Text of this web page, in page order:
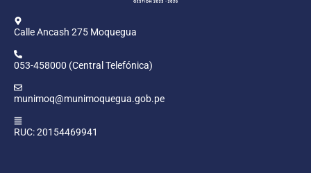
Calle Ancash 275 Moquegua
053-458000 (Central Telefónica)
munimoq@munimoquegua.gob.pe
RUC: 20154469941